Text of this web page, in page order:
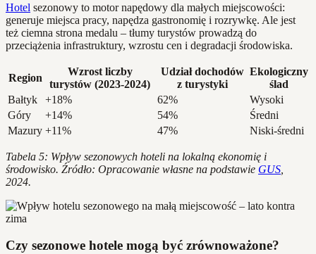
Hotel sezonowy to motor napędowy dla małych miejscowości:
generuje miejsca pracy, napędza gastronomię i rozrywkę. Ale jest
też ciemna strona medalu – tłumy turystów prowadzą do
przeciążenia infrastruktury, wzrostu cen i degradacji środowiska.
Region
Wzrost liczby
turystów (2023-2024)
Udział dochodów
z turystyki
Ekologiczny
ślad
Bałtyk
+18% 62%
Wysoki
Góry
+14% 54%
Średni
Mazury +11% 47% Niski-średni
Tabela 5: Wpływ sezonowych hoteli na lokalną ekonomię i
środowisko. Źródło: Opracowanie własne na podstawie GUS
2024.
Czy sezonowe hotele mogą być zrównoważone?